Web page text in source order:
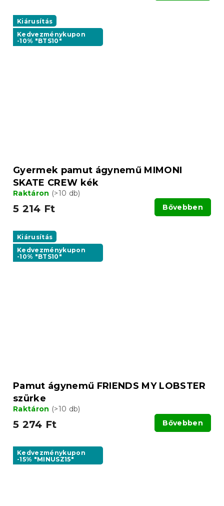
Kiárusítás
Kedvezménykupon
-10% "BTS10"
Gyermek pamut ágynemű MIMONI
SKATE CREW kék
Raktáron (>10 db)
5 214 Ft Bővebben
Kiárusítás
Kedvezménykupon
-10% "BTS10"
Pamut ágynemű FRIENDS MY LOBSTER
szürke
Raktáron (>10 db)
5 274 Ft Bővebben
Kedvezménykupon
-15% "MINUSZ15"